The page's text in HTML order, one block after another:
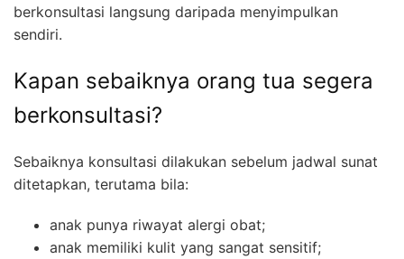
berkonsultasi langsung daripada menyimpulkan
sendiri.
Kapan sebaiknya orang tua segera
berkonsultasi?
Sebaiknya konsultasi dilakukan sebelum jadwal sunat
ditetapkan, terutama bila:
anak punya riwayat alergi obat;
anak memiliki kulit yang sangat sensitif;